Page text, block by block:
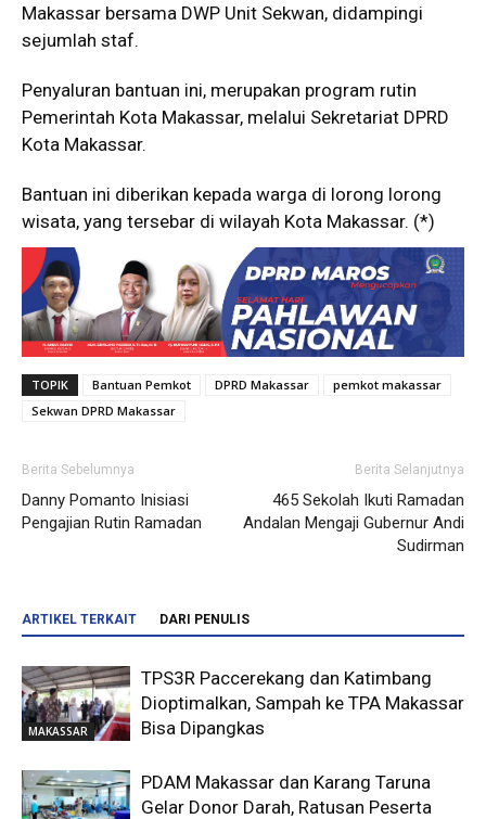
Makassar bersama DWP Unit Sekwan, didampingi
sejumlah staf.
Penyaluran bantuan ini, merupakan program rutin
Pemerintah Kota Makassar, melalui Sekretariat DPRD
Kota Makassar.
Bantuan ini diberikan kepada warga di lorong lorong
wisata, yang tersebar di wilayah Kota Makassar. (*)
TOPIK Bantuan Pemkot DPRD Makassar
pemkot makassar
Sekwan DPRD Makassar
Berita Sebelumnya
Danny Pomanto Inisiasi
Pengajian Rutin Ramadan
Berita Selanjutnya
465 Sekolah Ikuti Ramadan
Andalan Mengaji Gubernur Andi
Sudirman
ARTIKEL TERKAIT DARI PENULIS
MAKASSAR
TPS3R Paccerekang dan Katimbang
Dioptimalkan, Sampah ke TPA Makassar
Bisa Dipangkas
PDAM Makassar dan Karang Taruna
Gelar Donor Darah, Ratusan Peserta